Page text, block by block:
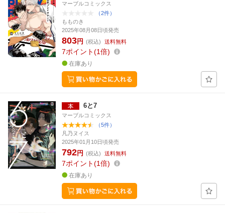
マーブルコミックス
（2件）
もものき
2025年08月08日頃発売
803円 (税込) 送料無料
7ポイント 1倍
在庫あり
6と7
マーブルコミックス
（5件）
凡乃ヌイス
2025年01月10日頃発売
792円 (税込) 送料無料
7ポイント 1倍
在庫あり